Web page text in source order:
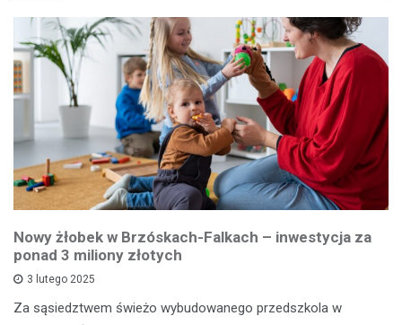
Nowy żłobek w Brzóskach-Falkach – inwestycja za
ponad 3 miliony złotych
3 lutego 2025
Za sąsiedztwem świeżo wybudowanego przedszkola w